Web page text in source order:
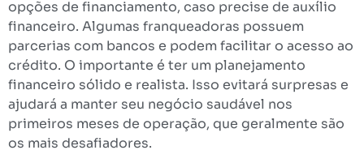
opções de financiamento, caso precise de auxílio
financeiro. Algumas franqueadoras possuem
parcerias com bancos e podem facilitar o acesso ao
crédito. O importante é ter um planejamento
financeiro sólido e realista. Isso evitará surpresas e
ajudará a manter seu negócio saudável nos
primeiros meses de operação, que geralmente são
os mais desafiadores.